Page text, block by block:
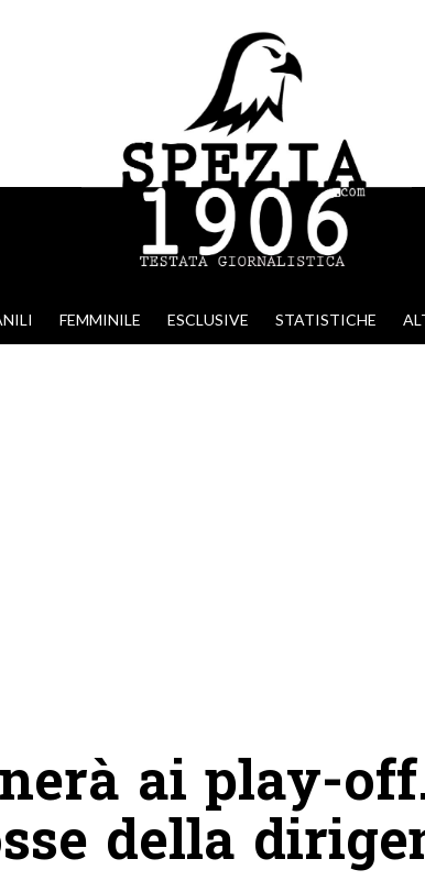
FEMMINILE ESCLUSIVE STATISTICHE
ai play-
della